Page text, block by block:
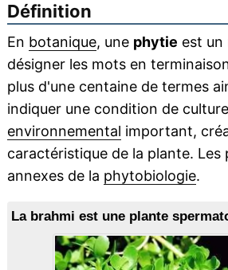
Définition
En botanique, une phytie est un
désigner les mots en
plus d'une centaine de termes
indiquer une condition de
environnemental important,
caractéristique de la plante. Les
annexes de la phytobiologie.
La brahmi est une plante